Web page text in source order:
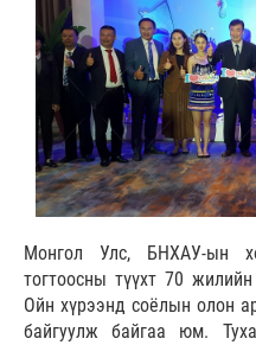
Монгол Улс, БНХАУ-ын
тогтоосны түүхт 70
Ойн хүрээнд соёлын олон
байгуулж байгаа юм.